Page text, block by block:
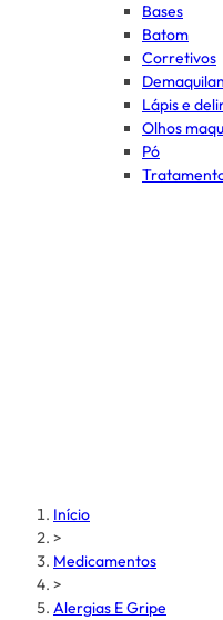
Bases
Batom
Corretivos
Lápis e
Olhos
Pó
Início
>
Medicamentos
>
Alergias E Gripe